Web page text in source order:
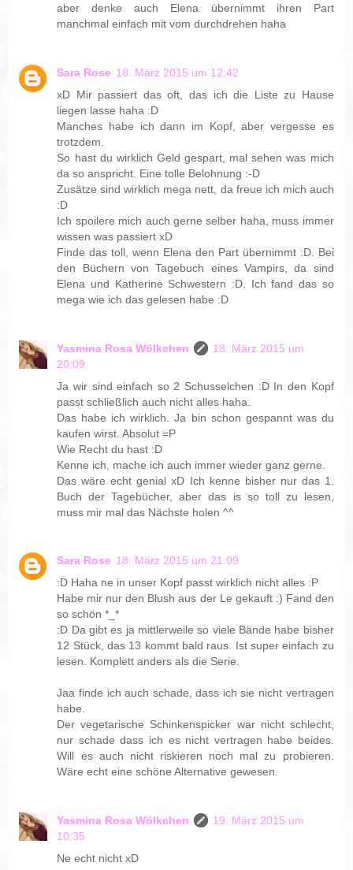
aber denke auch Elena übernimmt ihren Part
manchmal einfach mit vom durchdrehen haha
Sara Rose 18. März 2015 um 12:42
xD Mir passiert das oft, das ich die Liste zu Hause
liegen lasse haha :D
Manches habe ich dann im Kopf, aber vergesse es
trotzdem.
So hast du wirklich Geld gespart, mal sehen was mich
da so anspricht. Eine tolle Belohnung :-D
Zusätze sind wirklich mega nett, da freue ich mich auch
:D
Ich spoilere mich auch gerne selber haha, muss immer
wissen was passiert xD
Finde das toll, wenn Elena den Part übernimmt :D. Bei
den Büchern von Tagebuch eines Vampirs, da sind
Elena und Katherine Schwestern :D. Ich fand das so
mega wie ich das gelesen habe :D
Yasmina Rosa Wölkchen
18. März 2015 um
20:09
Ja wir sind einfach so 2 Schusselchen :D In den Kopf
passt schließlich auch nicht alles haha.
Das habe ich wirklich. Ja bin schon gespannt was du
kaufen wirst. Absolut =P
Wie Recht du hast :D
Kenne ich, mache ich auch immer wieder ganz gerne.
Das wäre echt genial xD Ich kenne bisher nur das 1.
Buch der Tagebücher, aber das is so toll zu lesen,
muss mir mal das Nächste holen ^^
Sara Rose 18. März 2015 um 21:09
:D Haha ne in unser Kopf passt wirklich nicht alles :P
Habe mir nur den Blush aus der Le gekauft :) Fand den
so schön *_*
:D Da gibt es ja mittlerweile so viele Bände habe bisher
12 Stück, das 13 kommt bald raus. Ist super einfach zu
lesen. Komplett anders als die Serie.
Jaa finde ich auch schade, dass ich sie nicht vertragen
habe.
Der vegetarische Schinkenspicker war nicht schlecht,
nur schade dass ich es nicht vertragen habe beides.
Will es auch nicht riskieren noch mal zu probieren.
Wäre echt eine schöne Alternative gewesen.
Yasmina Rosa Wölkchen
19. März 2015 um
10:35
Ne echt nicht xD